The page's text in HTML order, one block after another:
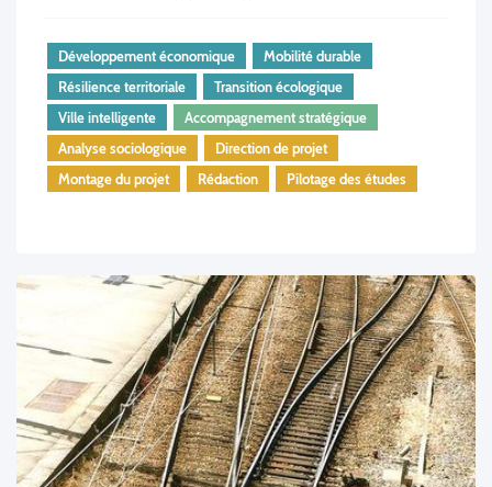
Développement économique
Mobilité durable
Résilience territoriale
Transition écologique
Ville intelligente
Accompagnement stratégique
Analyse sociologique
Direction de projet
Montage du projet
Rédaction Pilotage des études